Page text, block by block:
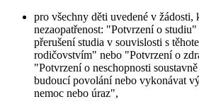
pro všechny děti uvedené v
nezaopatřenost: "Potvrzení o
přerušení studia v souvislosti s
rodičovstvím" nebo "Potvrzení o
"Potvrzení o neschopnosti
budoucí povolání nebo vykonávat
nemoc nebo úraz",